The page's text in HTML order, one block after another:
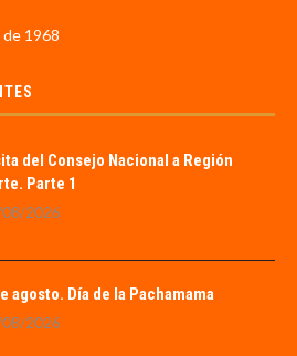
de 1968
del Consejo Nacional a Región
Parte 1
2026
agosto. Día de la Pachamama
2026